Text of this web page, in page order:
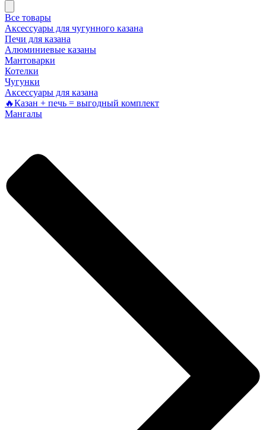
Все товары
Аксессуары для чугунного казана
Печи для казана
Алюминиевые казаны
Мантоварки
Котелки
Чугунки
Аксессуары для казана
🔥Казан + печь = выгодный комплект
Мангалы